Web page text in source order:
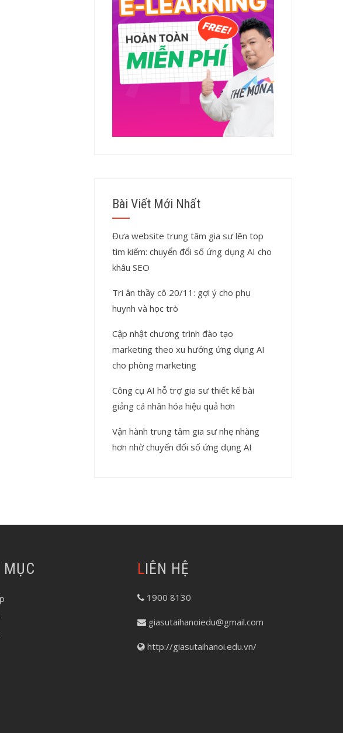
Bài Viết Mới Nhất
Đưa website trung tâm gia sư lên top
tìm kiếm: chuyển đổi số ứng dụng AI cho
khâu SEO
Tri ân thầy cô 20/11: gợi ý cho phụ
huynh và học trò
Cập nhật chương trình đào tạo
marketing theo xu hướng ứng dụng AI
cho phòng marketing
Công cụ AI hỗ trợ gia sư thiết kế bài
giảng cá nhân hóa hiệu quả hơn
Vận hành trung tâm gia sư nhẹ nhàng
hơn nhờ chuyển đổi số ứng dụng AI
MỤC LIÊN HỆ
1900 8130
giasutaihanoiedu@gmail.com
http://giasutaihanoi.edu.vn/